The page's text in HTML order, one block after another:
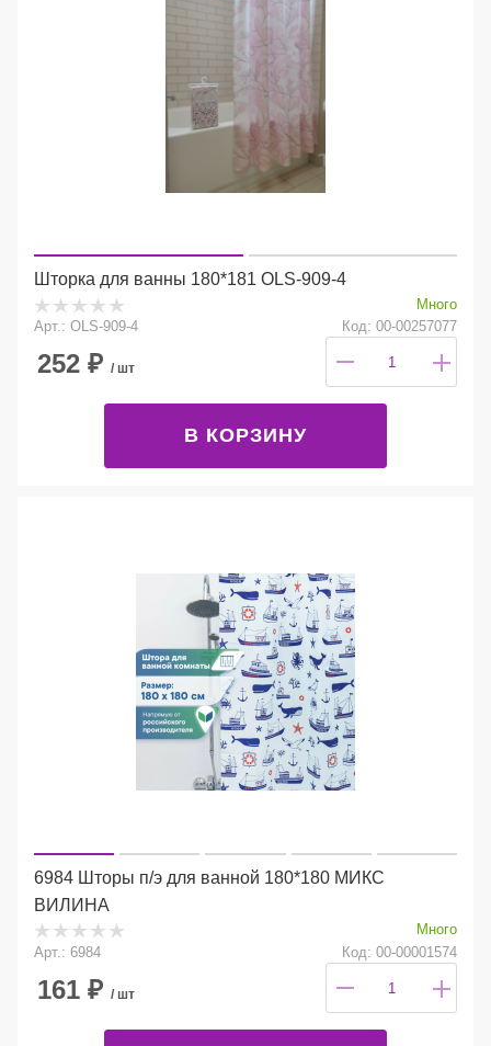
Шторка для ванны 180*181 OLS-909-4
Много
Арт.: OLS-909-4
Код: 00-00257077
252 ₽ / шт
В КОРЗИНУ
6984 Шторы п/э для ванной 180*180 МИКС
ВИЛИНА
Много
Арт.: 6984
Код: 00-00001574
161 ₽ / шт